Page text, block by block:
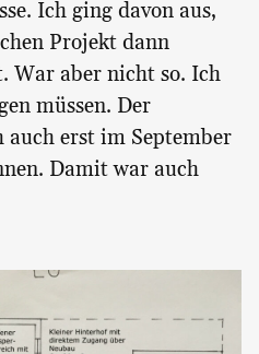
Ich ging davon aus,
Projekt dann
War aber nicht so. Ich
müssen. Der
erst im September
Damit war auch